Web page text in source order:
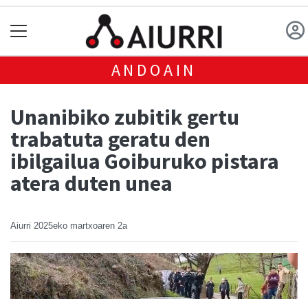
ANDOAIN
Unanibiko zubitik gertu
trabatuta geratu den
ibilgailua Goiburuko pistara
atera duten unea
Aiurri 2025eko martxoaren 2a